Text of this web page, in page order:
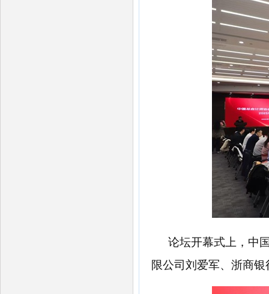
论坛开幕式上，中
限公司刘爱军、浙商